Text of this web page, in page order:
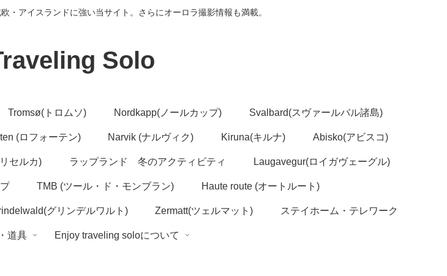
・アイスランドに強い当サイト。さらにオーロラ撮影情報も満載。
Solo
Tromsø(トロムソ) Nordkapp(ノールカップ) Svalbard(スヴァールバル諸島)
(ロフォーテン) Narvik (ナルヴィク) Kiruna(キルナ) Abisko(アビスコ)
セルカ) ラップランド 冬のアクティビティ Laugavegur(ロイガヴェーグル)
TMB (ツール・ド・モンブラン) Haute route (オートルート)
グリンデルワルト) Zermatt(ツェルマット) ステイホーム・テレワーク
道具 Enjoy traveling soloについて